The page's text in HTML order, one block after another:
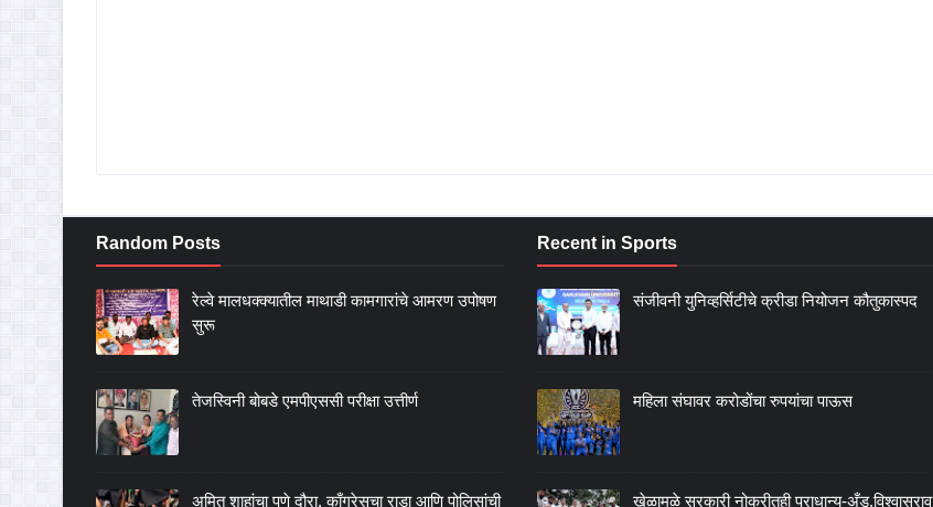
Random Posts
रेल्वे मालधक्क्यातील माथाडी कामगारांचे आमरण उपोषण
सुरू
तेजस्विनी बोबडे एमपीएससी परीक्षा उत्तीर्ण
अमित शाहांचा पुणे दौरा, काँग्रेसचा राडा आणि पोलिसांची
Recent in Sports
संजीवनी युनिव्हर्सिटीचे क्रीडा नियोजन कौतुकास्पद
महिला संघावर करोडोंचा रुपयांचा पाऊस
खेळामुळे सरकारी नोकरीतही प्राधान्य-अँड.विश्वासराव